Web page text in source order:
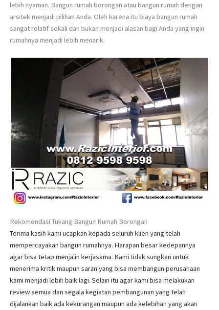
lebih nyaman. Bangun rumah borongan atau bangun rumah dengan
arsitek menjadi pilihan Anda. Oleh karena itu biaya bangun rumah
sangat relatif sekali dan bukan menjadi alasan bagi Anda yang ingin
rumahnya menjadi lebih menarik.
Rekomendasi Tukang Bangun Rumah Borongan
Terima kasih kami ucapkan kepada seluruh klien yang telah
mempercayakan bangun rumahnya. Harapan besar kedepannya
agar bisa tetap menjalin kerjasama. Kami tidak sungkan untuk
menerima kritik maupun saran yang bisa membangun perusahaan
kami menjadi lebih baik lagi. Selain itu agar kami bisa melakukan
review semua dan segala kegiatan pembangunan yang telah
dijalankan baik ada kekurangan maupun ada kelebihan yang akan